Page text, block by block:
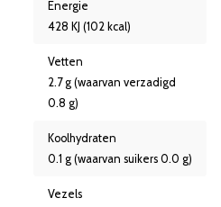
Energie
428 KJ (102 kcal)
Vetten
2.7 g (waarvan verzadigd
0.8 g)
Koolhydraten
0.1 g (waarvan suikers 0.0 g)
Vezels